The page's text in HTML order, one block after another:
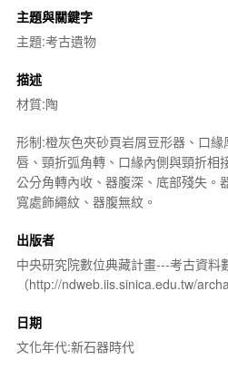
主題與關鍵字
主題:考古遺物
描述
材質:陶
形制:橙灰色夾砂頁岩屑豆形器、口
唇、頸折弧角轉、口緣內側與頸折相
公分角轉內收、器腹深、底部殘失。
寬處飾繩紋、器腹無紋。
出版者
中央研究院數位典藏計畫---考古資料
（http://ndweb.iis.sinica.edu.tw/
日期
文化年代:新石器時代